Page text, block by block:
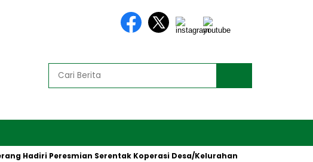
Peresmian Serentak Koperasi Desa/Kelurahan Merah Putih oleh